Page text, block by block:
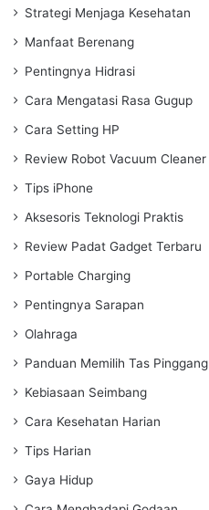
Strategi Menjaga Kesehatan
Manfaat Berenang
Pentingnya Hidrasi
Cara Mengatasi Rasa Gugup
Cara Setting HP
Review Robot Vacuum Cleaner
Tips iPhone
Aksesoris Teknologi Praktis
Review Padat Gadget Terbaru
Portable Charging
Pentingnya Sarapan
Olahraga
Panduan Memilih Tas Pinggang
Kebiasaan Seimbang
Cara Kesehatan Harian
Tips Harian
Gaya Hidup